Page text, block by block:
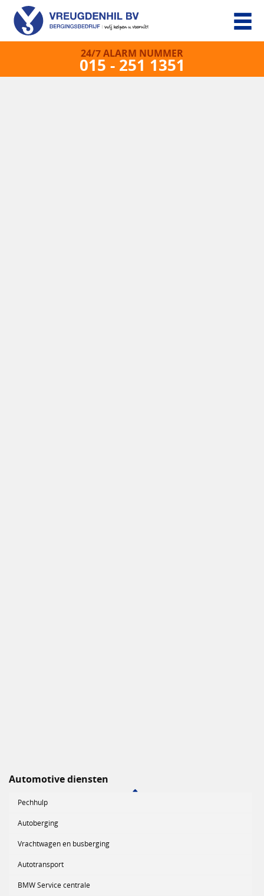
24/7 ALARM NUMMER
015 - 251 1351
Automotive diensten
Pechhulp
Autoberging
Vrachtwagen en busberging
Autotransport
BMW Service centrale